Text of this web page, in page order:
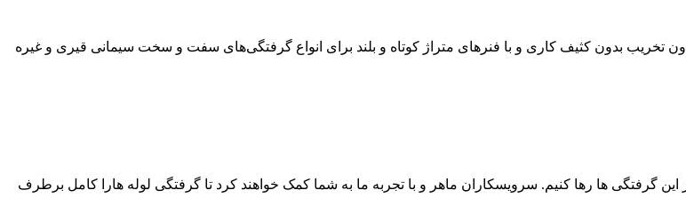
تخریب بدون کثیف کاری و با فنرهای متراژ کوتاه و بلند برای انواع گرفتگی‌های سفت و سخت سیمانی قیری و غیره
گرفتگی ها رها کنیم. سرویسکاران ماهر و با تجربه ما به شما کمک خواهند کرد تا گرفتگی لوله هارا کامل برطرف